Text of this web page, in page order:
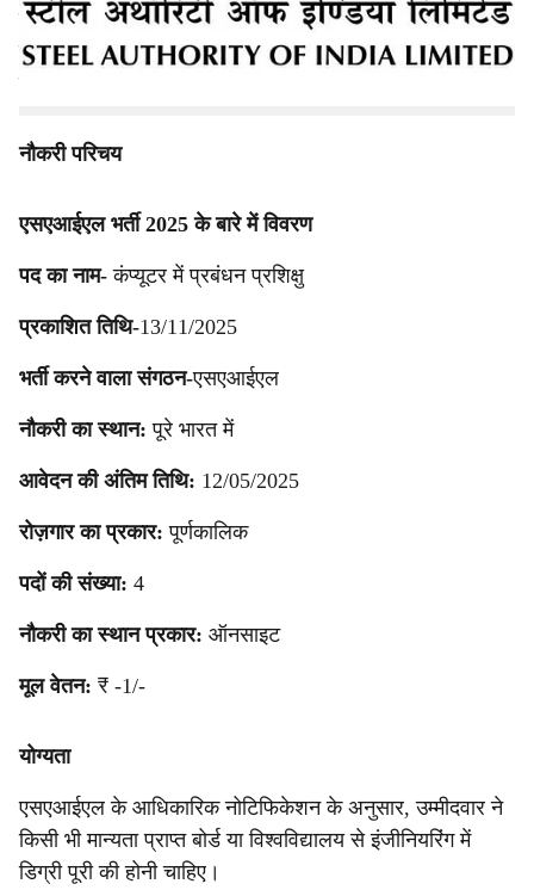
प्रशिक्षुओं की नियुक्ति के लिए एक नौकरी अधिसूचना माँगी है।
इच्छुक उम्मीदवार नीचे निर्दिष्ट पदों की संख्या, आयु सीमा, वेतन,
नौकरी परिचय
एसएआईएल भर्ती 2025 के बारे में विवरण
पद का नाम- कंप्यूटर में प्रबंधन प्रशिक्षु
प्रकाशित तिथि-13/11/2025
भर्ती करने वाला संगठन-एसएआईएल
नौकरी का स्थान: पूरे भारत में
आवेदन की अंतिम तिथि: 12/05/2025
रोज़गार का प्रकार: पूर्णकालिक
पदों की संख्या: 4
नौकरी का स्थान प्रकार: ऑनसाइट
मूल वेतन: ₹ -1/-
योग्यता
एसएआईएल के आधिकारिक नोटिफिकेशन के अनुसार, उम्मीदवार ने
किसी भी मान्यता प्राप्त बोर्ड या विश्वविद्यालय से इंजीनियरिंग में
डिग्री पूरी की होनी चाहिए।